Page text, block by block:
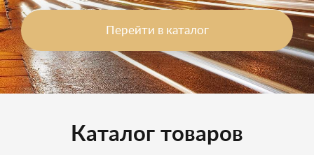
Перейти в каталог
Каталог товаров